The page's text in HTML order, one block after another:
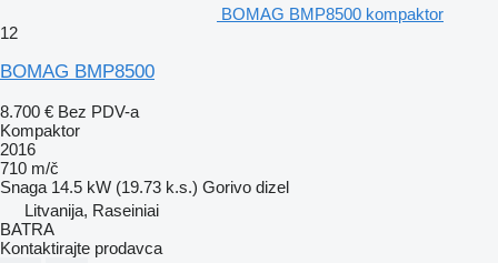
BOMAG BMP8500 kompaktor
12
BOMAG BMP8500
8.700 € Bez PDV-a
Kompaktor
2016
710 m/č
Snaga 14.5 kW (19.73 k.s.) Gorivo dizel
Litvanija, Raseiniai
BATRA
Kontaktirajte prodavca